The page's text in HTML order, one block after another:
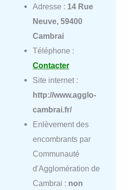
Adresse : 14 Rue
Neuve, 59400
Cambrai
Téléphone :
Contacter
Site internet :
http://www.agglo-
cambrai.fr/
Enlèvement des
encombrants par
Communauté
d'Agglomération de
Cambrai : non